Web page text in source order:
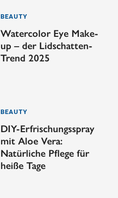
BEAUTY
Watercolor Eye Make-
up – der Lidschatten-
Trend 2025
BEAUTY
DIY-Erfrischungsspray
mit Aloe Vera:
Natürliche Pflege für
heiße Tage